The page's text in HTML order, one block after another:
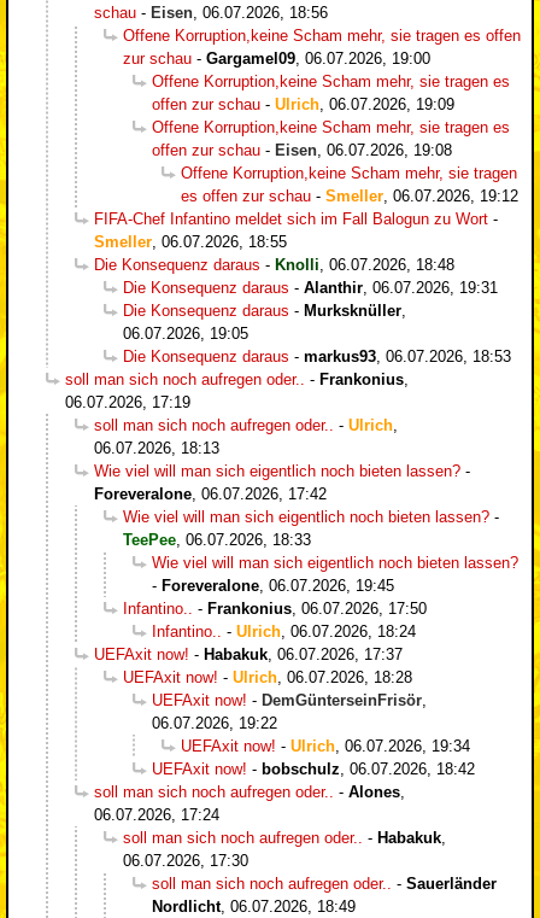
schau - Eisen 06.07.2026, 18:56
Offene Korruption,keine Scham mehr, sie tragen es offen
zur schau - Gargamel09 06.07.2026, 19:00
Offene Korruption,keine Scham mehr, sie tragen es
offen zur schau - Ulrich 06.07.2026, 19:09
Offene Korruption,keine Scham mehr, sie tragen es
offen zur schau - Eisen 06.07.2026, 19:08
Offene Korruption,keine Scham mehr, sie tragen
es offen zur schau - Smeller 06.07.2026, 19:12
FIFA-Chef Infantino meldet sich im Fall Balogun zu Wort -
Smeller 06.07.2026, 18:55
Die Konsequenz daraus - Knolli 06.07.2026, 18:48
Die Konsequenz daraus - Alanthir 06.07.2026, 19:31
Die Konsequenz daraus - Murksknüller
06.07.2026, 19:05
Die Konsequenz daraus - markus93 06.07.2026, 18:53
soll man sich noch aufregen oder..
- Frankonius
06.07.2026, 17:19
soll man sich noch aufregen oder..
- Ulrich
06.07.2026, 18:13
Wie viel will man sich eigentlich noch bieten lassen? -
Foreveralone 06.07.2026, 17:42
Wie viel will man sich eigentlich noch bieten lassen? -
TeePee 06.07.2026, 18:33
Wie viel will man sich eigentlich noch bieten lassen?
- Foreveralone 06.07.2026, 19:45
Infantino..
- Frankonius 06.07.2026, 17:50
Infantino..
- Ulrich 06.07.2026, 18:24
UEFAxit now! - Habakuk 06.07.2026, 17:37
UEFAxit now! - Ulrich 06.07.2026, 18:28
UEFAxit now! - DemGünterseinFrisör
06.07.2026, 19:22
UEFAxit now! - Ulrich 06.07.2026, 19:34
UEFAxit now! - bobschulz 06.07.2026, 18:42
soll man sich noch aufregen oder..
- Alones
06.07.2026, 17:24
soll man sich noch aufregen oder..
- Habakuk
06.07.2026, 17:30
soll man sich noch aufregen oder..
- Sauerländer
Nordlicht, 06.07.2026, 18:49